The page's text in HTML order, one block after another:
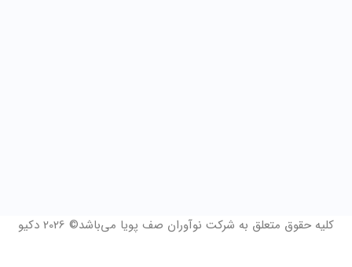
کلیه حقوق متعلق به شرکت نوآوران صف پویا می‌باشد© 2026 دکیو